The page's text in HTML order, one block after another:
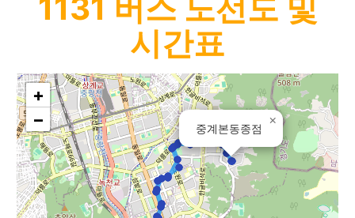
1131 버스 노선도 및
시간표
중계본동종점
×
+
−